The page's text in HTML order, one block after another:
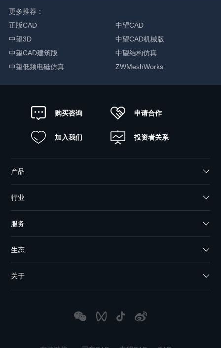
更多推荐：
正版CAD
中望CAD
中望3D
中望CAD机械版
中望CAD建筑版
中望结构仿真
中望低频电磁仿真
ZWMeshWorks
购买咨询 申请合作
加入我们 投资者关系
产品
行业
服务
生态
关于